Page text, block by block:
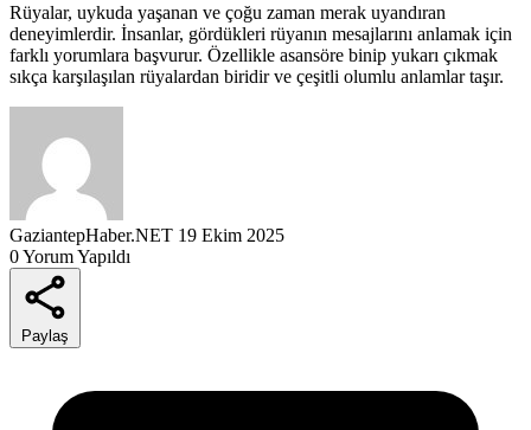
Rüyalar, uykuda yaşanan ve çoğu zaman merak uyandıran
deneyimlerdir. İnsanlar, gördükleri rüyanın mesajlarını anlamak için
farklı yorumlara başvurur. Özellikle asansöre binip yukarı çıkmak
sıkça karşılaşılan rüyalardan biridir ve çeşitli olumlu anlamlar taşır.
GaziantepHaber.NET 19 Ekim 2025
0 Yorum Yapıldı
Paylaş